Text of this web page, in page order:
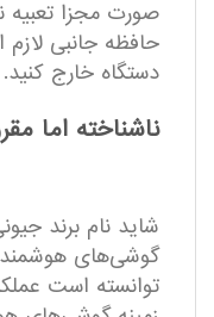
صورت مجزا تعبیه
حافظه جانبی
دستگاه خارج کنید.
ناشناخته اما
شاید نام برند
گوشی‌های هوشمند
توانسته است